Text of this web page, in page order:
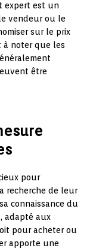
expert est un
vendeur ou le
sur le prix
à noter que les
être
pour
recherche de leur
connaissance du
adapté aux
pour acheter ou
apporte une